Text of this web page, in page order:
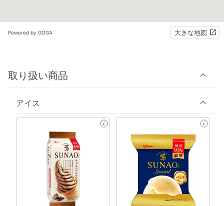
Powered by GOGA 大きな地図
取り扱い商品
アイス